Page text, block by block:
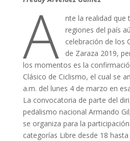
A
nte la realidad que
regiones del país
celebración de los
de Zaraza 2019,
los momentos es la
Clásico de Ciclismo, el cual se
a.m. del lunes 4 de marzo en
La convocatoria de parte del
pedalismo nacional Armando
se organiza para la
categorías Libre desde 18